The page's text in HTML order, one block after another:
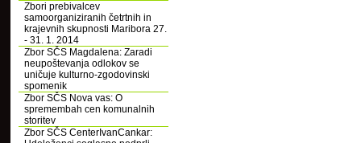
Zbori prebivalcev
samoorganiziranih četrtnih in
krajevnih skupnosti Maribora 27.
- 31. 1. 2014
Zbor SČS Magdalena: Zaradi
neupoštevanja odlokov se
uničuje kulturno-zgodovinski
spomenik
Zbor SČS Nova vas: O
spremembah cen komunalnih
storitev
Zbor SČS CenterIvanCankar: